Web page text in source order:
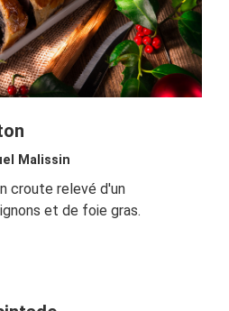
Malissin
croute relevé d'un
et de foie gras.